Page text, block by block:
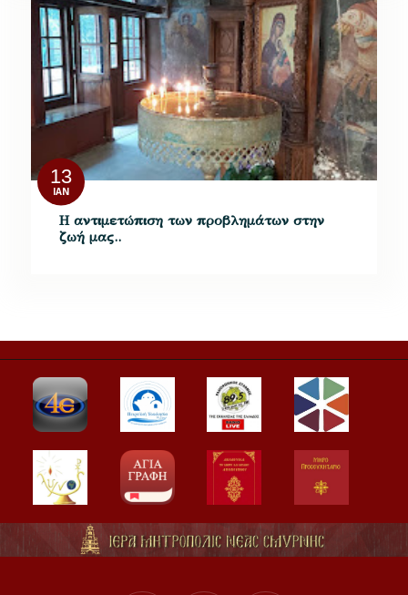
13
ΙΑΝ
Η αντιμετώπιση των προβλημάτων στην
ζωή μας..